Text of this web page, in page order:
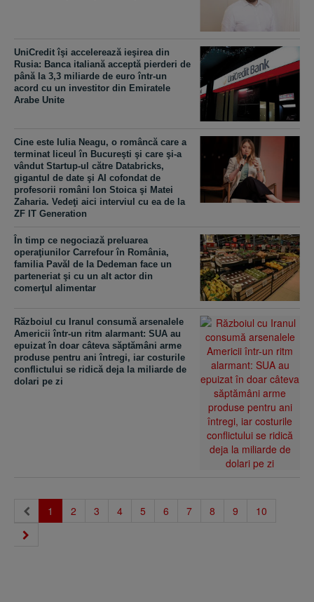
UniCredit îşi accelerează ieşirea din
Rusia: Banca italiană acceptă pierderi de
până la 3,3 miliarde de euro într-un
acord cu un investitor din Emiratele
Arabe Unite
Cine este Iulia Neagu, o româncă care a
terminat liceul în Bucureşti şi care şi-a
vândut Startup-ul către Databricks,
gigantul de date şi AI cofondat de
profesorii români Ion Stoica şi Matei
Zaharia. Vedeţi aici interviul cu ea de la
ZF IT Generation
În timp ce negociază preluarea
operaţiunilor Carrefour în România,
familia Pavăl de la Dedeman face un
parteneriat şi cu un alt actor din
comerţul alimentar
Războiul cu Iranul consumă arsenalele
Americii într-un ritm alarmant: SUA au
epuizat în doar câteva săptămâni arme
produse pentru ani întregi, iar costurile
conflictului se ridică deja la miliarde de
dolari pe zi
1 (current)
2 3 4 5 6 7 8 9 10